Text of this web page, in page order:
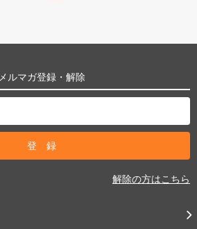
メルマガ登録・解除
解除の方はこちら